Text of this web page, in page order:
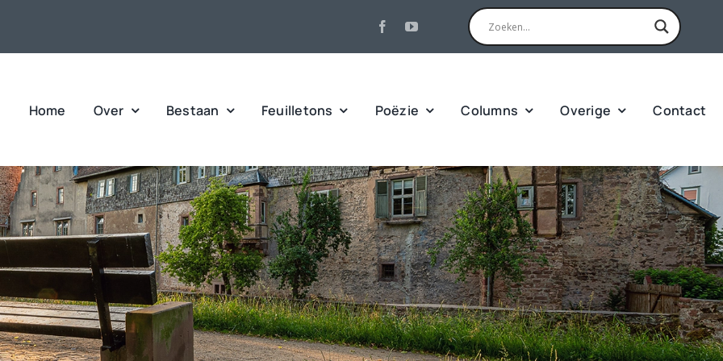
Home Over Bestaan Feuilletons Poëzie Columns Overige Contact